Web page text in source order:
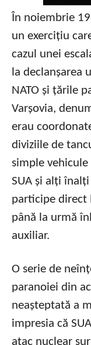
În noiembrie
un exercițiu
cazul unei
la declanșarea
NATO și țările
Varșovia,
erau
diviziile de
simple
SUA și alți
participe direct
până la urmă
auxiliar.
O serie de
paranoiei din
neașteptată a
impresia că
atac nuclear